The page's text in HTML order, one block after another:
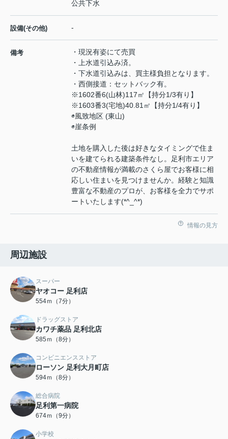
公共下水
設備(その他) -
備考
・現況有姿にて売買
・上水道引込み済。
・下水道引込みは、買主様負担となります。
・西側接道：セットバック有。
※1602番6(山林)117㎡【持分1/3有り】
※1603番3(宅地)40.81㎡【持分1/4有り】
◉風致地区 (東山)
◉崖条例
土地を購入した後は好きなタイミングで住ま
いを建てられる建築条件なし。足利市エリア
の不動産情報が満載のさくら屋でお客様に相
応しい住まいを見つけませんか。経験と知識
豊富な不動産のプロが、お客様を全力でサポ
ートいたします(*^_^*)
情報の見方
周辺施設
スーパー
ヤオコー 足利店
554ｍ（7分）
ドラッグストア
カワチ薬品 足利北店
585ｍ（8分）
コンビニエンスストア
ローソン 足利大月町店
594ｍ（8分）
総合病院
足利第一病院
674ｍ（9分）
小学校